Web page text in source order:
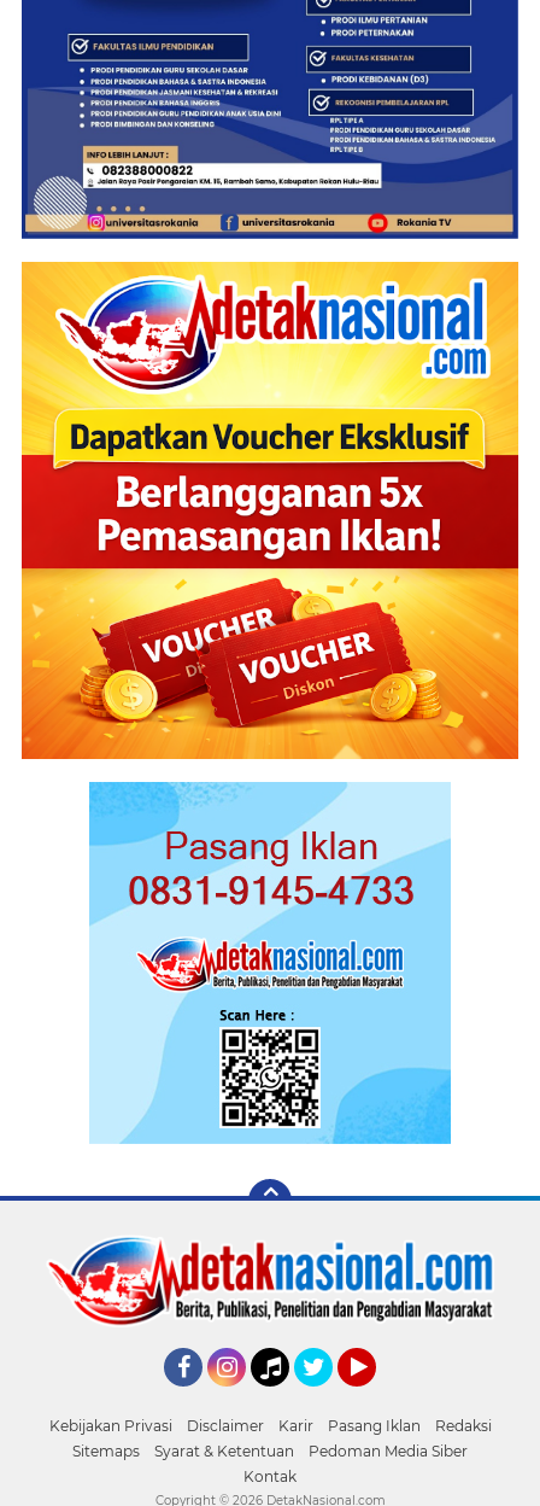
Kebijakan Privasi Disclaimer Karir Pasang Iklan
Redaksi
Sitemaps
Syarat & Ketentuan
Pedoman Media Siber
Kontak
Copyright © 2026 DetakNasional.com